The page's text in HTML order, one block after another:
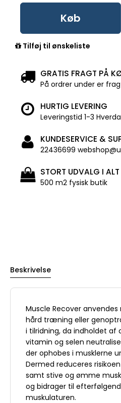
Køb
Tilføj til ønskeliste
GRATIS FRAGT PÅ
På ordrer under er
HURTIG LEVERING
Leveringstid 1-3
KUNDESERVICE &
22436699
STORT UDVALG I
500 m2 fysisk butik
Beskrivelse
Muscle Recover
hård træning eller
i tilridning, da indholdet af
vitamin og selen
der ophobes i musklerne
Dermed reduceres
samt stive og ømme
og bidrager til
muskulaturen.